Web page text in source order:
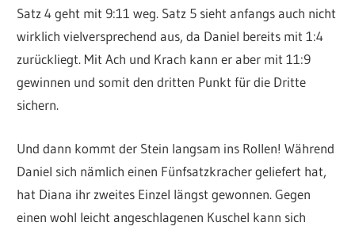
Satz 4 geht mit 9:11 weg. Satz 5 sieht anfangs auch nicht
wirklich vielversprechend aus, da Daniel bereits mit 1:4
zurückliegt. Mit Ach und Krach kann er aber mit 11:9
gewinnen und somit den dritten Punkt für die Dritte
sichern.
Und dann kommt der Stein langsam ins Rollen! Während
Daniel sich nämlich einen Fünfsatzkracher geliefert hat,
hat Diana ihr zweites Einzel längst gewonnen. Gegen
einen wohl leicht angeschlagenen Kuschel kann sich